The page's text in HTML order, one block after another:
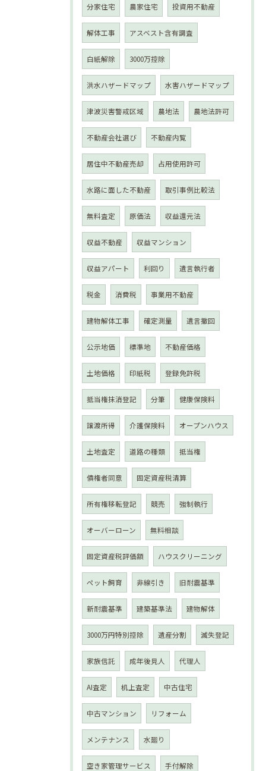
分家住宅 農家住宅 投資用不動産
解体工事 アスベスト含有調査
白紙解除 3000万控除
洪水ハザードマップ 水害ハザードマップ
津波災害警戒区域 農地法 農地法許可
不動産会社選び 不動産内覧
居住中不動産売却 占用使用許可
水路に面した不動産 取引事例比較法
無料査定 原価法 収益還元法
収益不動産 収益マンション
収益アパート 利回り 遺言執行者
税金 消費税 事業用不動産
建物解体工事 確定測量 遺言撤回
公示地価 標準地 不動産価格
土地価格 印紙税 登録免許税
抵当権抹消登記 分筆 健康保険料
譲渡所得 介護保険料 オープンハウス
土地査定 道路の種類 抵当権
債権者同意 固定資産税清算
所有権移転登記 競売 強制執行
オーバーローン 無料相談
固定資産税評価額 ハウスクリーニング
ペット飼育 非線引き 旧耐震基準
新耐震基準 建築基準法 建物解体
3000万円特別控除 遺産分割 滅失登記
家族信託 成年後見人 代理人
AI査定 机上査定 中古住宅
中古マンション リフォーム
メンテナンス 水廻り
空き家管理サービス 手付解除